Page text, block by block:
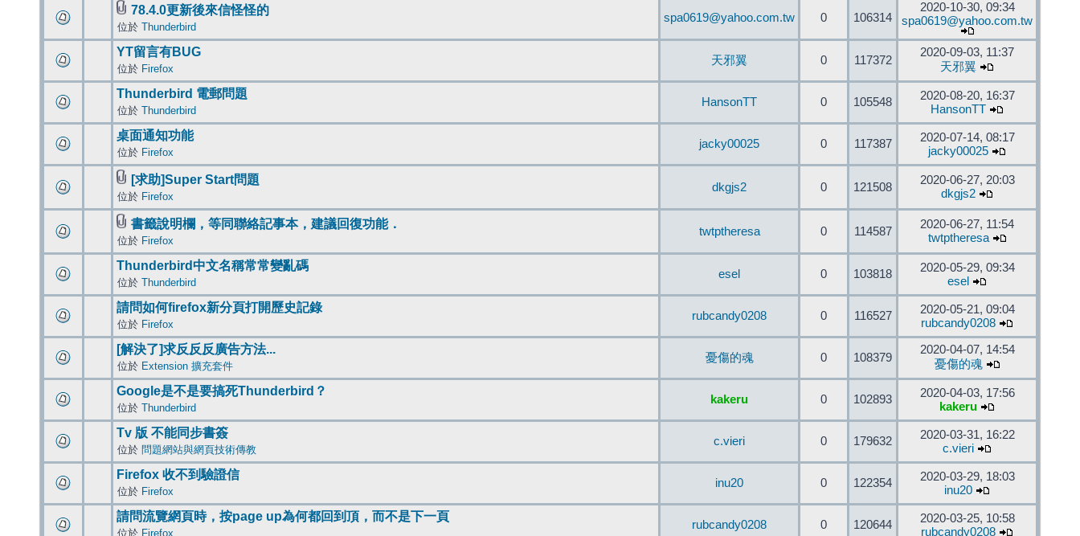
78.4.0更新後來信怪怪的
位於 Thunderbird
spa0619@yahoo.com.tw 0 106314
2020-10-30, 09:34
spa0619@yahoo.com.tw
YT留言有BUG
位於 Firefox
天邪翼 0 117372
2020-09-03, 11:37
天邪翼
Thunderbird 電郵問題
位於 Thunderbird
HansonTT 0 105548
2020-08-20, 16:37
HansonTT
桌面通知功能
位於 Firefox
jacky00025 0 117387
2020-07-14, 08:17
jacky00025
[求助]Super Start問題
位於 Firefox
dkgjs2 0 121508
2020-06-27, 20:03
dkgjs2
書籤說明欄，等同聯絡記事本，建議回復功能．
位於 Firefox
twtptheresa 0 114587
2020-06-27, 11:54
twtptheresa
Thunderbird中文名稱常常變亂碼
位於 Thunderbird
esel 0 103818
2020-05-29, 09:34
esel
請問如何firefox新分頁打開歷史記錄
位於 Firefox
rubcandy0208 0 116527
2020-05-21, 09:04
rubcandy0208
[解決了]求反反反廣告方法...
位於 Extension 擴充套件
憂傷的魂 0 108379
2020-04-07, 14:54
憂傷的魂
Google是不是要搞死Thunderbird？
位於 Thunderbird
kakeru 0 102893
2020-04-03, 17:56
kakeru
Tv 版 不能同步書簽
位於 問題網站與網頁技術傳教
c.vieri 0 179632
2020-03-31, 16:22
c.vieri
Firefox 收不到驗證信
位於 Firefox
inu20 0 122354
2020-03-29, 18:03
inu20
請問流覽網頁時，按page up為何都回到頂，而不是下一頁
位於 Firefox
rubcandy0208 0 120644
2020-03-25, 10:58
rubcandy0208